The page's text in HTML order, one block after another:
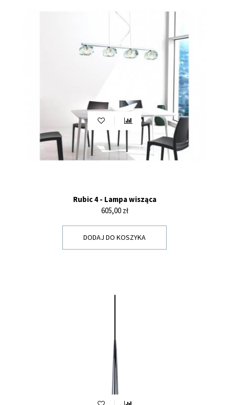
Rubic 4 - Lampa wisząca
Cena
605,00 zł
DODAJ DO KOSZYKA